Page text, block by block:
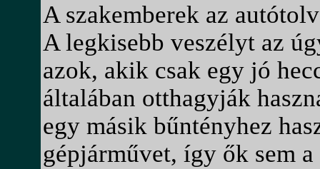
A szakemberek az
A legkisebb veszélyt az
azok, akik csak egy jó
általában otthagyják
egy másik bűntényhez
gépjárművet, így ők sem